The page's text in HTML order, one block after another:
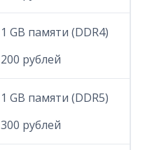
1 GB памяти (DDR4)
200 рублей
1 GB памяти (DDR5)
300 рублей